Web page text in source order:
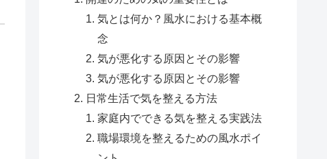
気とは何か？風水における基本概
念
気が悪化する原因とその影響
気が悪化する原因とその影響
日常生活で気を整える方法
家庭内でできる気を整える実践法
職場環境を整えるための風水ポイ